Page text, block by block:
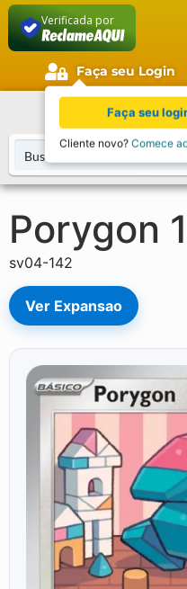
Verificada por
Faça seu Login
Porygon
sv04-142
Ver Expansao
Faça seu
Cliente novo? Comece